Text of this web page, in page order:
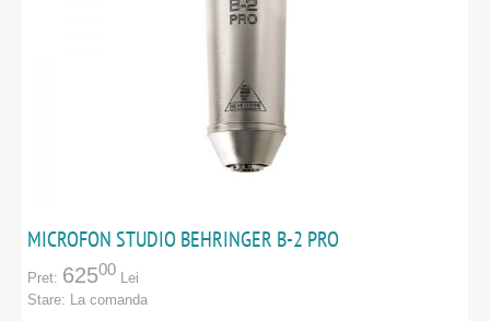
MICROFON STUDIO BEHRINGER B-2 PRO
Pret: 62500 Lei
Stare: La comanda